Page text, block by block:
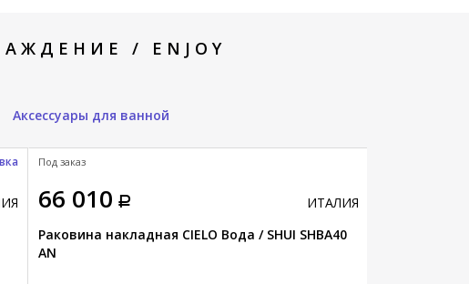
/ ENJOY
Аксессуары для ванной
66 010
ИТАЛИЯ
Раковина накладная CIELO Вода / SHUI SHBA40
AN
Под заказ